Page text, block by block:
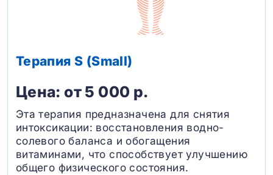
Терапия S (Small)
Цена: от 5 000 р.
Эта терапия предназначена для снятия
интоксикации: восстановления водно-
солевого баланса и обогащения
витаминами, что способствует улучшению
общего физического состояния.